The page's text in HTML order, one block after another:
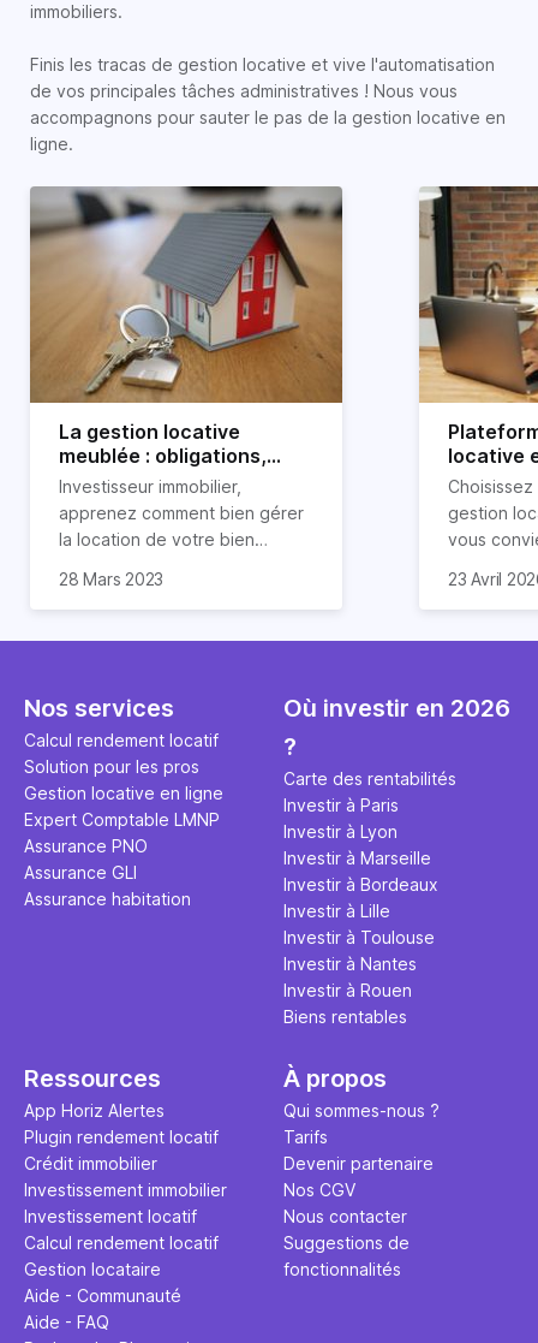
immobiliers.
Finis les tracas de gestion locative et vive l'automatisation
de vos principales tâches administratives ! Nous vous
accompagnons pour sauter le pas de la gestion locative en
ligne.
La gestion locative
meublée : obligations,
avantages et
inconvénients
Investisseur immobilier,
apprenez comment bien gérer
la location de votre bien
quelles sont vos obligations en
avantages et inconvénients
28 Mars 2023
locative
pourquoi
gestion
vous
23 Avril
Nos services
Calcul rendement locatif
Solution pour les pros
Gestion locative en ligne
Expert Comptable LMNP
Assurance PNO
Assurance GLI
Assurance habitation
Où investir en 2026
?
Carte des rentabilités
Investir à Paris
Investir à Lyon
Investir à Marseille
Investir à Bordeaux
Investir à Lille
Investir à Toulouse
Investir à Nantes
Investir à Rouen
Biens rentables
Ressources
App Horiz Alertes
Plugin rendement locatif
Crédit immobilier
Investissement immobilier
Investissement locatif
Calcul rendement locatif
Gestion locataire
Aide - Communauté
Aide - FAQ
À propos
Qui sommes-nous ?
Tarifs
Devenir partenaire
Nos CGV
Nous contacter
Suggestions de
fonctionnalités